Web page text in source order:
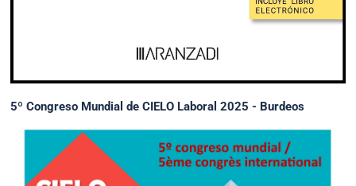
5º Congreso Mundial de CIELO Laboral 2025 - Burdeos